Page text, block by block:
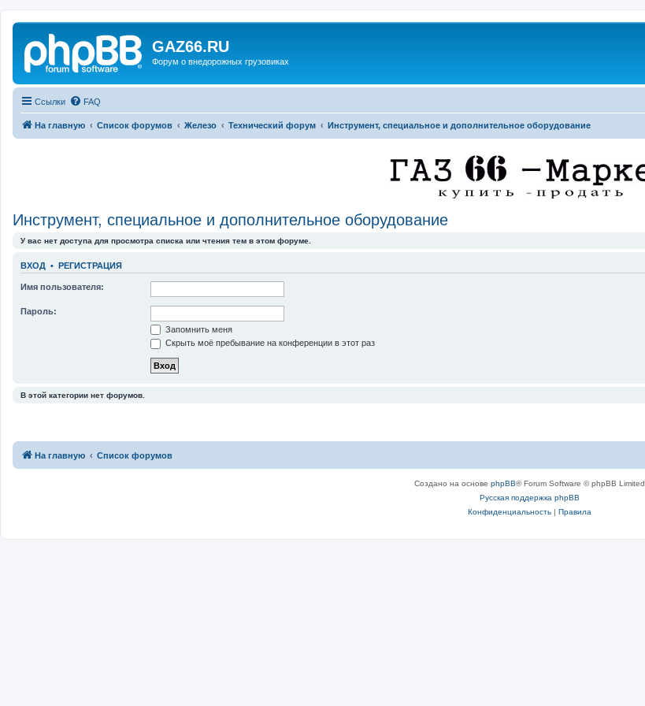
GAZ66.RU
Форум о внедорожных грузовиках
Ссылки FAQ
На главную Список форумов Железо Технический форум Инструмент, специальное и дополнительное оборудование
Инструмент, специальное и дополнительное оборудование
У вас нет доступа для просмотра списка или чтения тем в этом форуме.
ВХОД • РЕГИСТРАЦИЯ
Имя пользователя:
Пароль:
Запомнить меня
Скрыть моё пребывание на конференции в этот раз
В этой категории нет форумов.
На главную Список форумов
Создано на основе phpBB® Forum Software © phpBB Limited
Русская поддержка phpBB
Конфиденциальность| Правила